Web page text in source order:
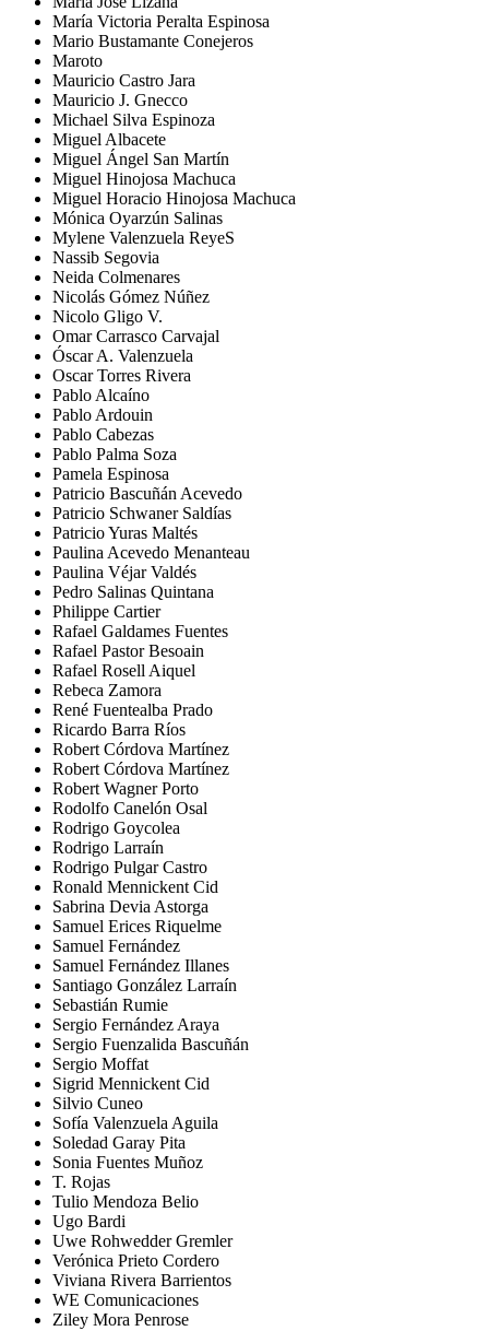
María Victoria Peralta Espinosa
Mario Bustamante Conejeros
Maroto
Mauricio Castro Jara
Mauricio J. Gnecco
Michael Silva Espinoza
Miguel Albacete
Miguel Ángel San Martín
Miguel Hinojosa Machuca
Miguel Horacio Hinojosa Machuca
Mónica Oyarzún Salinas
Mylene Valenzuela ReyeS
Nassib Segovia
Neida Colmenares
Nicolás Gómez Núñez
Nicolo Gligo V.
Omar Carrasco Carvajal
Óscar A. Valenzuela
Oscar Torres Rivera
Pablo Alcaíno
Pablo Ardouin
Pablo Cabezas
Pablo Palma Soza
Pamela Espinosa
Patricio Bascuñán Acevedo
Patricio Schwaner Saldías
Patricio Yuras Maltés
Paulina Acevedo Menanteau
Paulina Véjar Valdés
Pedro Salinas Quintana
Philippe Cartier
Rafael Galdames Fuentes
Rafael Pastor Besoain
Rafael Rosell Aiquel
Rebeca Zamora
René Fuentealba Prado
Ricardo Barra Ríos
Robert Córdova Martínez
Robert Córdova Martínez
Robert Wagner Porto
Rodolfo Canelón Osal
Rodrigo Goycolea
Rodrigo Larraín
Rodrigo Pulgar Castro
Ronald Mennickent Cid
Sabrina Devia Astorga
Samuel Erices Riquelme
Samuel Fernández
Samuel Fernández Illanes
Santiago González Larraín
Sebastián Rumie
Sergio Fernández Araya
Sergio Fuenzalida Bascuñán
Sergio Moffat
Sigrid Mennickent Cid
Silvio Cuneo
Sofía Valenzuela Aguila
Soledad Garay Pita
Sonia Fuentes Muñoz
T. Rojas
Tulio Mendoza Belio
Ugo Bardi
Uwe Rohwedder Gremler
Verónica Prieto Cordero
Viviana Rivera Barrientos
WE Comunicaciones
Ziley Mora Penrose